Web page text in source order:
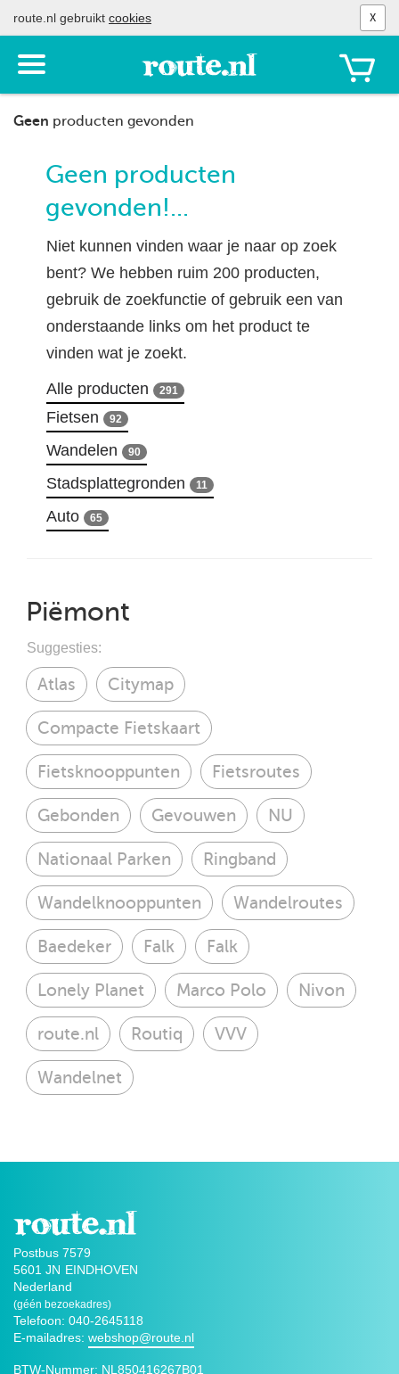
route.nl gebruikt cookies X
Toon
het
menu
Geen producten gevonden
Geen producten
gevonden!...
Niet kunnen vinden waar je naar op zoek
bent? We hebben ruim 200 producten,
gebruik de zoekfunctie of gebruik een van
onderstaande links om het product te
vinden wat je zoekt.
Alle producten 291
Fietsen 92
Wandelen 90
Stadsplattegronden 11
Auto 65
Piëmont
Suggesties:
Atlas Citymap
Compacte Fietskaart
Fietsknooppunten Fietsroutes
Gebonden Gevouwen NU
Nationaal Parken Ringband
Wandelknooppunten Wandelroutes
Baedeker Falk Falk
Lonely Planet Marco Polo Nivon
route.nl Routiq VVV
Wandelnet
Postbus 7579
5601 JN EINDHOVEN
Nederland
(géén bezoekadres)
Telefoon: 040-2645118
E-mailadres: webshop@route.nl
BTW-Nummer: NL850416267B01